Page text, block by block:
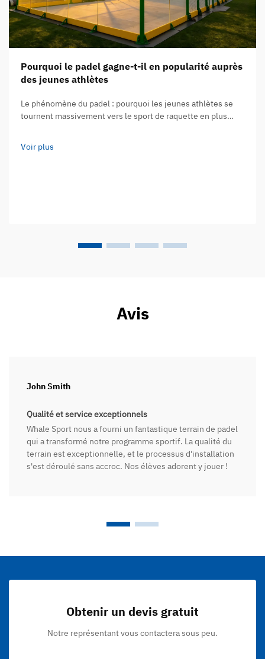
Pourquoi le padel gagne-t-il en popularité auprès
des jeunes athlètes
Le phénomène du padel : pourquoi les jeunes athlètes se
tournent massivement vers le sport de raquette en plus
30 millions de pratiquants dans plus de 135 pays…
Voir plus
Avis
John Smith
Qualité et service exceptionnels
Whale Sport nous a fourni un fantastique terrain de padel
qui a transformé notre programme sportif. La qualité du
terrain est exceptionnelle, et le processus d'installation
s'est déroulé sans accroc. Nos élèves adorent y jouer !
Obtenir un devis gratuit
Notre représentant vous contactera sous peu.